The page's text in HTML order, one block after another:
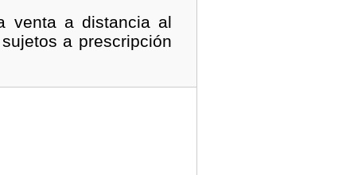
venta a distancia al
a prescripción